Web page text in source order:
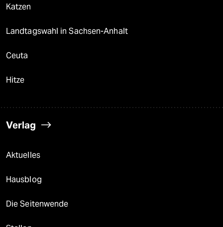
Katzen
Landtagswahl in Sachsen-Anhalt
Ceuta
Hitze
Verlag
Aktuelles
Hausblog
Die Seitenwende